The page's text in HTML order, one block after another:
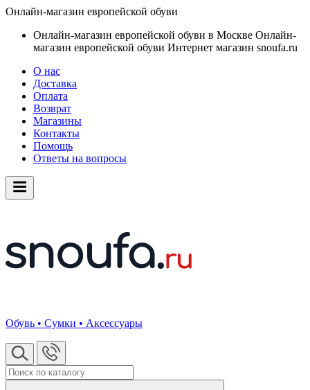
Онлайн-магазин европейской обуви
Онлайн-магазин европейской обуви в Москве Онлайн-
магазин европейской обуви Интернет магазин snoufa.ru
О нас
Доставка
Оплата
Возврат
Магазины
Контакты
Помощь
Ответы на вопросы
Обувь • Сумки • Аксессуары